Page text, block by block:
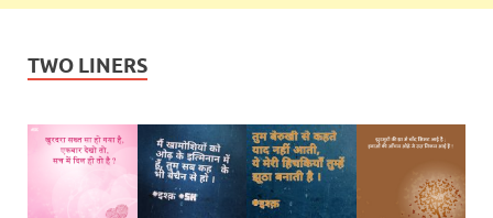
TWO LINERS